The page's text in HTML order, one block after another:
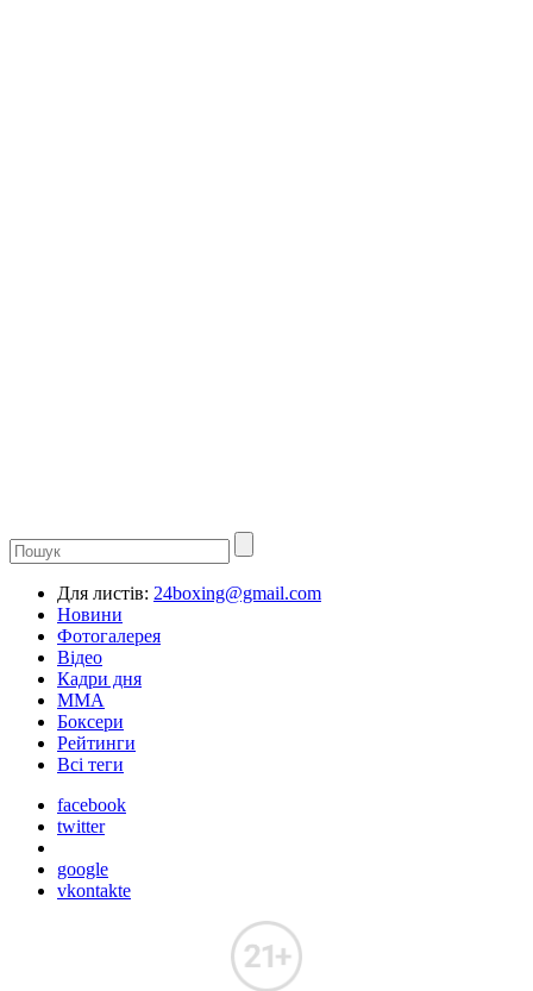
Для листів: 24boxing@gmail.com
Новини
Фотогалерея
Відео
Кадри дня
ММА
Боксери
Рейтинги
Всі теги
facebook
twitter
google
vkontakte